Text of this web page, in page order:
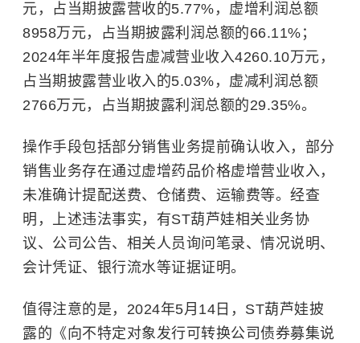
元 ，占当期披露营收的5.77%，虚增利润总额
8958万元，占当期披露利润总额的66.11%；
2024年半年度报告虚减营业收入4260.10万元 ，
占当期披露营业收入的5.03%，虚减利润总额
2766万元，占当期披露利润总额的29.35%。
操作手段包括部分销售业务提前确认收入，部分
销售业务存在通过虚增药品价格虚增营业收入，
未准确计提配送费、仓储费、运输费等。经查
明，上述违法事实，有ST葫芦娃相关业务协
议、公司公告、相关人员询问笔录、情况说明、
会计凭证、银行流水等证据证明。
值得注意的是，2024年5月14日，ST葫芦娃披
露的《向不特定对象发行可转换公司债券募集说